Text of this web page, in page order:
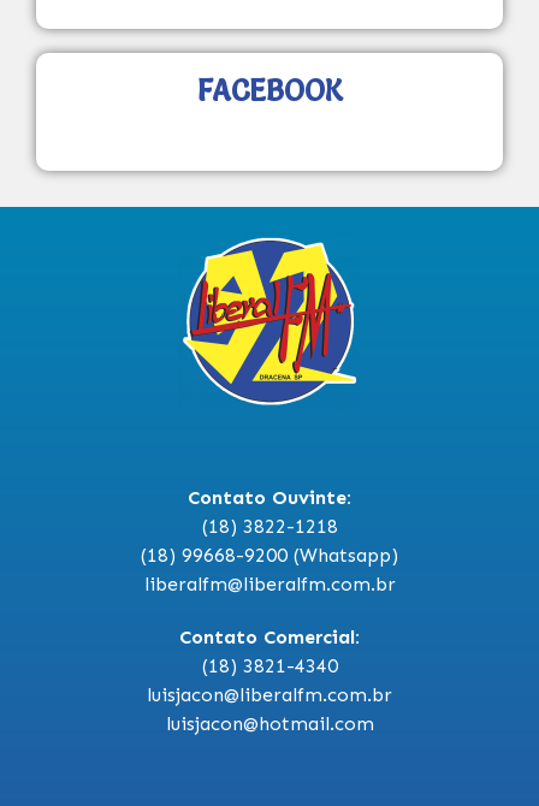
FACEBOOK
Contato Ouvinte:
(18) 3822-1218
(18) 99668-9200 (Whatsapp)
liberalfm@liberalfm.com.br
Contato Comercial:
(18) 3821-4340
luisjacon@liberalfm.com.br
luisjacon@hotmail.com